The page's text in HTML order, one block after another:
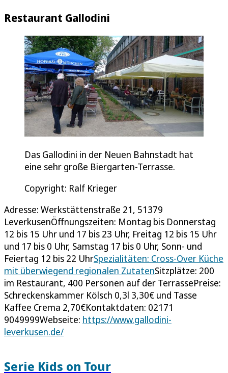
Restaurant Gallodini
Das Gallodini in der Neuen Bahnstadt hat
eine sehr große Biergarten-Terrasse.
Copyright: Ralf Krieger
Adresse: Werkstättenstraße 21, 51379
LeverkusenÖffnungszeiten: Montag bis Donnerstag
12 bis 15 Uhr und 17 bis 23 Uhr, Freitag 12 bis 15 Uhr
und 17 bis 0 Uhr, Samstag 17 bis 0 Uhr, Sonn- und
Feiertag 12 bis 22 UhrSpezialitäten: Cross-Over Küche
mit überwiegend regionalen ZutatenSitzplätze: 200
im Restaurant, 400 Personen auf der TerrassePreise:
Schreckenskammer Kölsch 0,3l 3,30€ und Tasse
Kaffee Crema 2,70€Kontaktdaten: 02171
9049999Webseite: https://www.gallodini-
leverkusen.de/
Serie Kids on Tour